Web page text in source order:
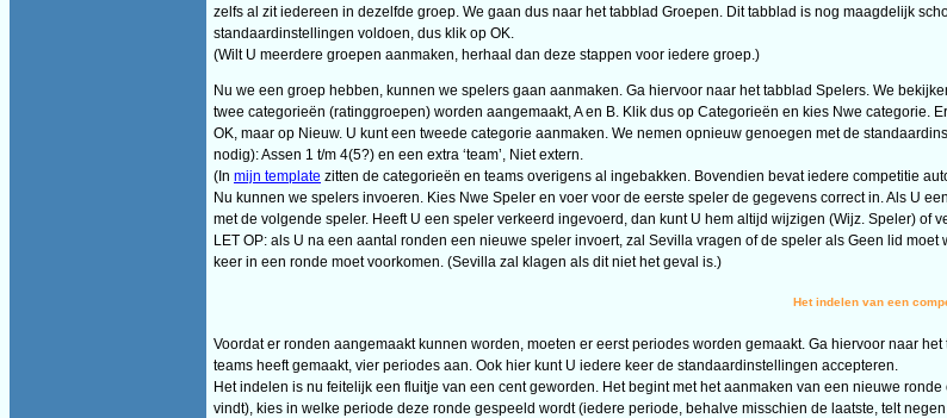
zelfs al zit iedereen in dezelfde groep. We gaan dus naar het tabblad Groepen. Dit tabblad is nog maagdelijk
standaardinstellingen voldoen, dus klik op OK.
(Wilt U meerdere groepen aanmaken, herhaal dan deze stappen voor iedere groep.)
Nu we een groep hebben, kunnen we spelers gaan aanmaken. Ga hiervoor naar het tabblad Spelers. We
twee categorieën (ratinggroepen) worden aangemaakt, A en B. Klik dus op Categorieën en kies Nwe
OK, maar op Nieuw. U kunt een tweede categorie aanmaken. We nemen opnieuw genoegen met de
nodig): Assen 1 t/m 4(5?) en een extra ‘team’, Niet extern.
(In mijn template zitten de categorieën en teams overigens al ingebakken. Bovendien bevat iedere competitie
Nu kunnen we spelers invoeren. Kies Nwe Speler en voer voor de eerste speler de gegevens correct in. Als U
met de volgende speler. Heeft U een speler verkeerd ingevoerd, dan kunt U hem altijd wijzigen (Wijz. Speler) of
LET OP: als U na een aantal ronden een nieuwe speler invoert, zal Sevilla vragen of de speler als Geen lid
keer in een ronde moet voorkomen. (Sevilla zal klagen als dit niet het geval is.)
Het indelen van een
Voordat er ronden aangemaakt kunnen worden, moeten er eerst periodes worden gemaakt. Ga hiervoor naar
teams heeft gemaakt, vier periodes aan. Ook hier kunt U iedere keer de standaardinstellingen accepteren.
Het indelen is nu feitelijk een fluitje van een cent geworden. Het begint met het aanmaken van een nieuwe
vindt), kies in welke periode deze ronde gespeeld wordt (iedere periode, behalve misschien de laatste, telt